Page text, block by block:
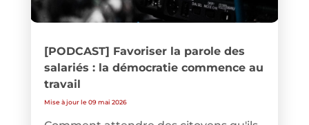
[PODCAST] Favoriser la parole des
salariés : la démocratie commence au
travail
Mise à jour le 09 mai 2026